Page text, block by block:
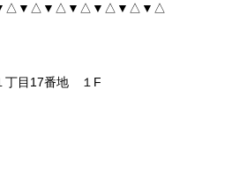
丁目17番地 １F